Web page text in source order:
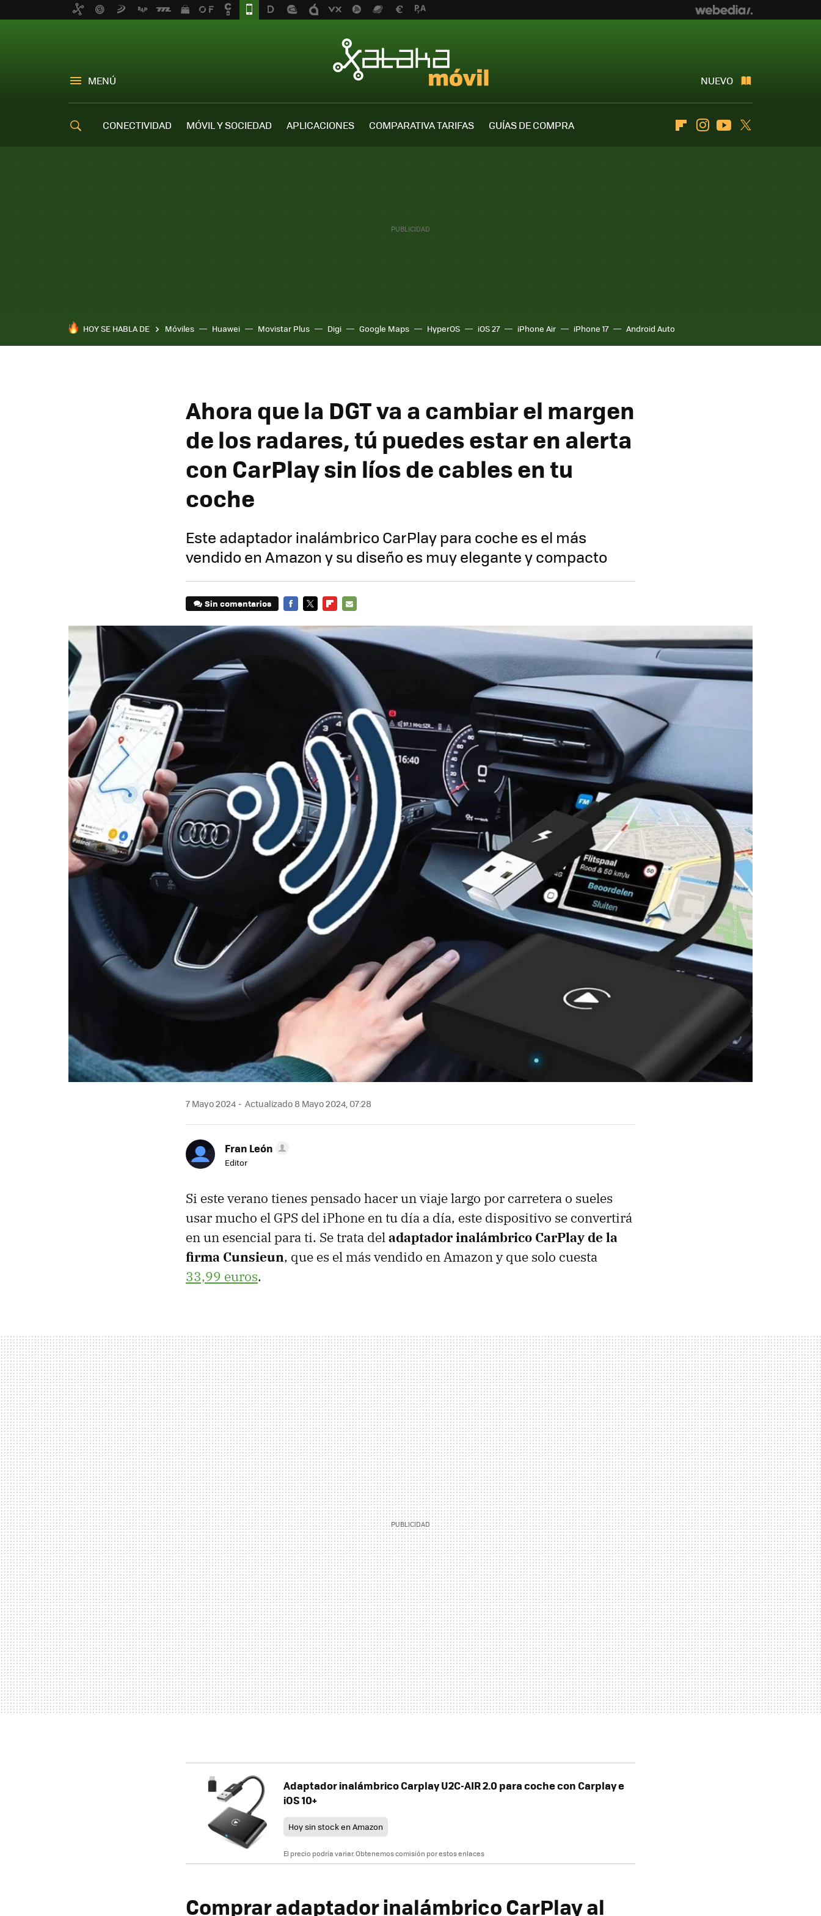
MENÚ NUEVO
CONECTIVIDAD MÓVIL Y SOCIEDAD APLICACIONES COMPARATIVA TARIFAS
GUÍAS DE COMPRA
FlipboardInstagramYoutube
HOY SE HABLA DE Móviles Huawei Movistar Plus Digi Google Maps HyperOS iOS 27 iPhone Air iPhone 17 Android Auto
Ahora que la DGT va a cambiar el margen
de los radares, tú puedes estar en alerta
con CarPlay sin líos de cables en tu
coche
Este adaptador inalámbrico CarPlay para coche es el más
vendido en Amazon y su diseño es muy elegante y compacto
Sin comentarios
7 Mayo 2024 Actualizado 8 Mayo 2024, 07:28
Fran León
Editor
Si este verano tienes pensado hacer un viaje largo por carretera o sueles
usar mucho el GPS del iPhone en tu día a día, este dispositivo se convertirá
en un esencial para ti. Se trata deladaptador inalámbrico CarPlay de la
firma Cunsieun, que es el más vendido en Amazon y que solo cuesta
33,99 euros.
Adaptador inalámbrico Carplay U2C-AIR 2.0 para coche con Carplay e
iOS 10+
Hoy sin stock en Amazon
El precio podría variar. Obtenemos comisión por estos enlaces
Comprar adaptador inalámbrico CarPlay al